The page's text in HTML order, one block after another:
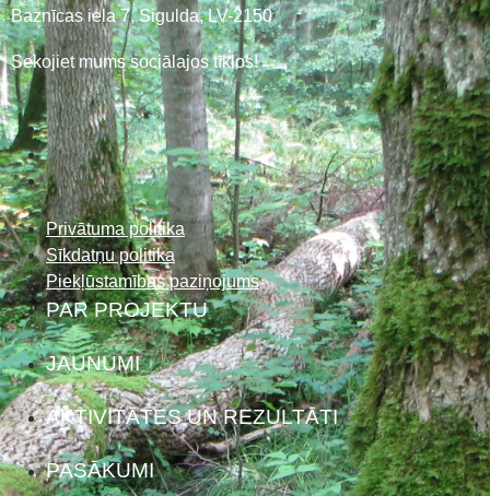
Baznīcas iela 7, Sigulda, LV-2150
Sekojiet mums sociālajos tīklos!
Privātuma politika
Sīkdatņu politika
Piekļūstamības paziņojums
PAR PROJEKTU
JAUNUMI
AKTIVITĀTES UN REZULTĀTI
PASĀKUMI